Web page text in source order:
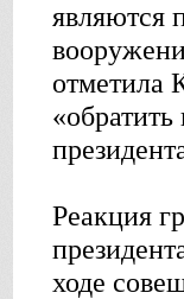
являются
отметила
Реакция
ходе